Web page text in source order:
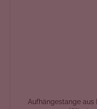
Aufhängestange aus